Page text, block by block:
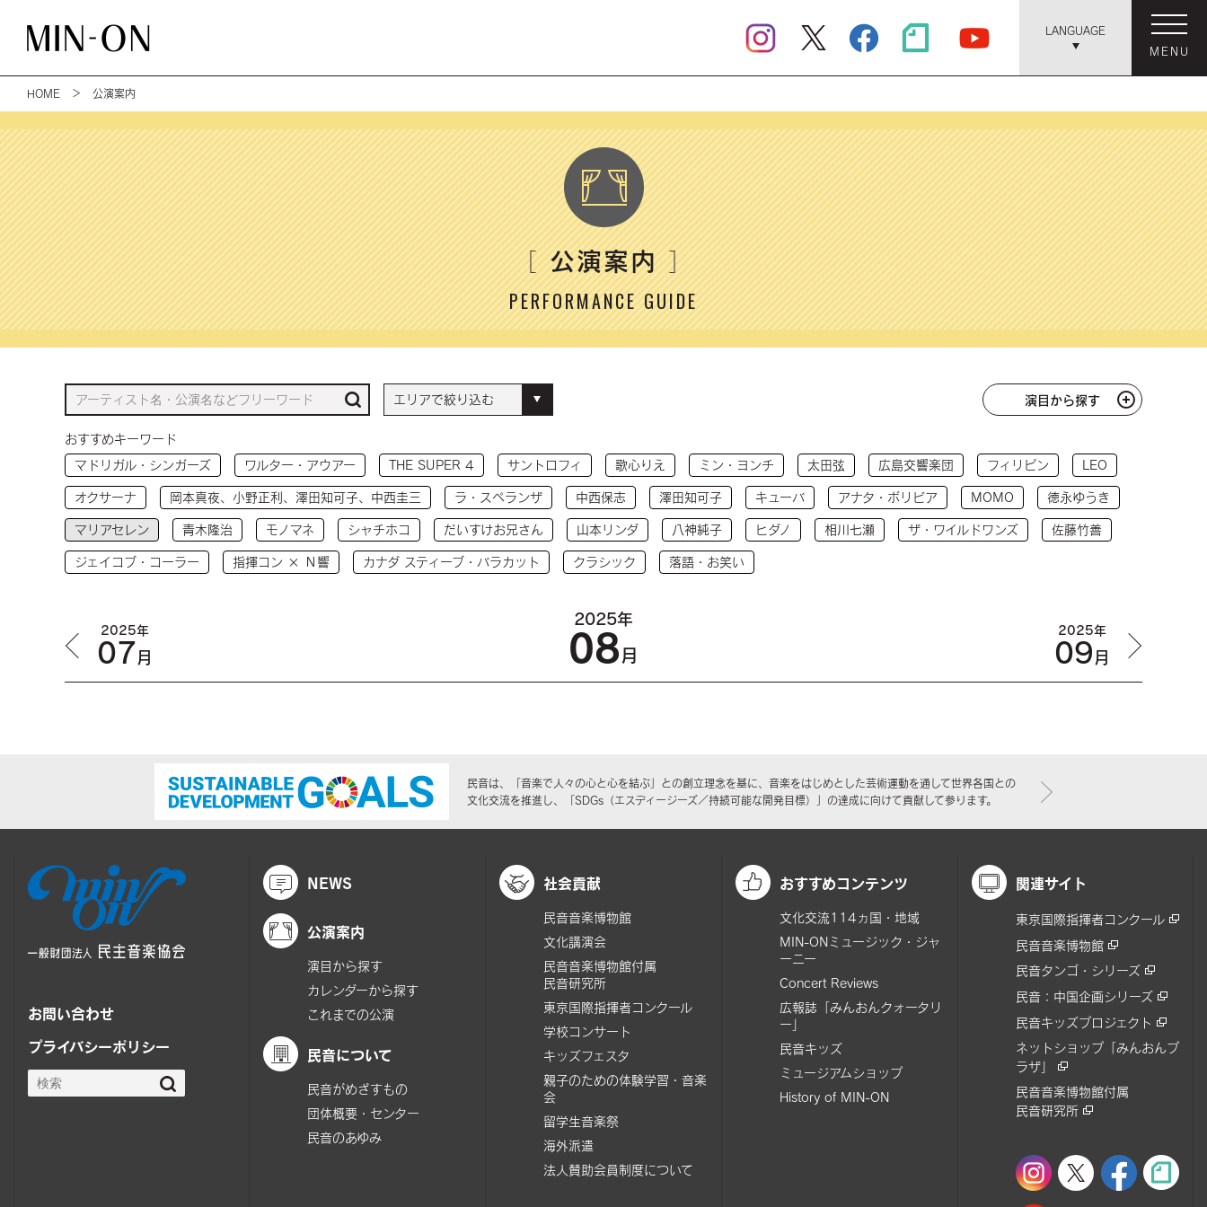
LANGUAGE
MENU
HOME ＞ 公演案内
［公演案内］
PERFORMANCE GUIDE
演目から探す
おすすめキーワード
マドリガル・シンガーズ
ワルター・アウアー THE SUPER 4 サントロフィ 歌心りえ ミン・ヨンチ 太田弦 広島交響楽団 フィリピン LEO
オクサーナ 岡本真夜、小野正利、澤田知可子、中西圭三 ラ・スペランザ 中西保志 澤田知可子 キューバ アナタ・ボリビア MOMO 徳永ゆうき
マリアセレン 青木隆治 モノマネ シャチホコ だいすけお兄さん 山本リンダ 八神純子 ヒダノ 相川七瀬 ザ・ワイルドワンズ 佐藤竹善
ジェイコブ・コーラー 指揮コン × Ｎ響 カナダ スティーブ・バラカット クラシック 落語・お笑い
2025年
07月
2025年
08月
2025年
09月
民音は、「音楽で人々の心と心を結ぶ」との創立理念を基に、音楽をはじめとした芸術運動を通して世界各国との
文化交流を推進し、「SDGs（エスディージーズ／持続可能な開発目標）」の達成に向けて貢献して参ります。
お問い合わせ
プライバシーポリシー
NEWS
公演案内
演目から探す
カレンダーから探す
これまでの公演
民音について
民音がめざすもの
団体概要・センター
民音のあゆみ
社会貢献
民音音楽博物館
文化講演会
民音音楽博物館付属
民音研究所
東京国際指揮者コンクール
学校コンサート
キッズフェスタ
親子のための体験学習・音楽
会
留学生音楽祭
海外派遣
法人賛助会員制度について
おすすめコンテンツ
文化交流114ヵ国・地域
MIN-ONミュージック・ジャ
ーニー
Concert Reviews
広報誌「みんおんクォータリ
ー」
民音キッズ
ミュージアムショップ
History of MIN-ON
関連サイト
東京国際指揮者コンクール
民音音楽博物館
民音タンゴ・シリーズ
民音：中国企画シリーズ
民音キッズプロジェクト
ネットショップ「みんおんプ
ラザ」
民音音楽博物館付属
民音研究所